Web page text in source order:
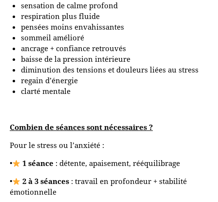
sensation de calme profond
respiration plus fluide
pensées moins envahissantes
sommeil amélioré
ancrage + confiance retrouvés
baisse de la pression intérieure
diminution des tensions et douleurs liées au stress
regain d’énergie
clarté mentale
Combien de séances sont nécessaires ?
Pour le stress ou l’anxiété :
•
1 séance : détente, apaisement, rééquilibrage
•
2 à 3 séances : travail en profondeur + stabilité
émotionnelle